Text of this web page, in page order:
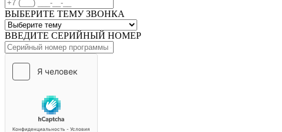
ВЫБЕРИТЕ ТЕМУ ЗВОНКА
ВВЕДИТЕ СЕРИЙНЫЙ НОМЕР